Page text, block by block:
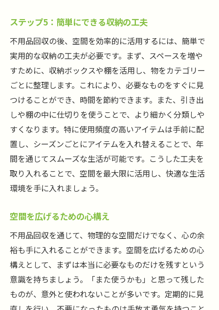
ステップ5：簡単にできる収納の工夫
不用品回収の後、空間を効率的に活用するには、簡単で
実用的な収納の工夫が必要です。まず、スペースを増や
すために、収納ボックスや棚を活用し、物をカテゴリー
ごとに整理します。これにより、必要なものをすぐに見
つけることができ、時間を節約できます。また、引き出
しや棚の中に仕切りを使うことで、より細かく分類しや
すくなります。特に使用頻度の高いアイテムは手前に配
置し、シーズンごとにアイテムを入れ替えることで、年
間を通じてスムーズな生活が可能です。こうした工夫を
取り入れることで、空間を最大限に活用し、快適な生活
環境を手に入れましょう。
空間を広げるための心構え
不用品回収を通じて、物理的な空間だけでなく、心の余
裕も手に入れることができます。空間を広げるための心
構えとして、まずは本当に必要なものだけを残すという
意識を持ちましょう。「また使うかも」と思って残した
ものが、意外と使われないことが多いです。定期的に見